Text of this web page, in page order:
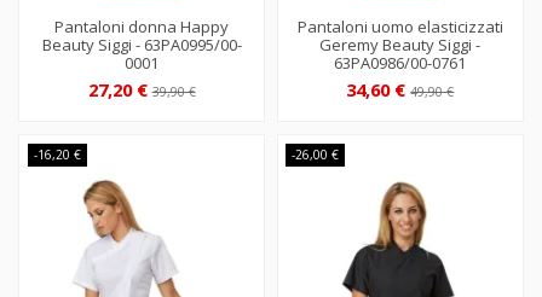
Pantaloni donna Happy
Beauty Siggi - 63PA0995/00-
0001
27,20 €39,90 €
Pantaloni uomo elasticizzati
Geremy Beauty Siggi -
63PA0986/00-0761
34,60 €49,90 €
-16,20 € -26,00 €